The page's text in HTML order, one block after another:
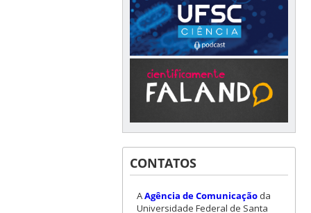
CONTATOS
AAgência de Comunicaçãoda
Universidade Federal de Santa